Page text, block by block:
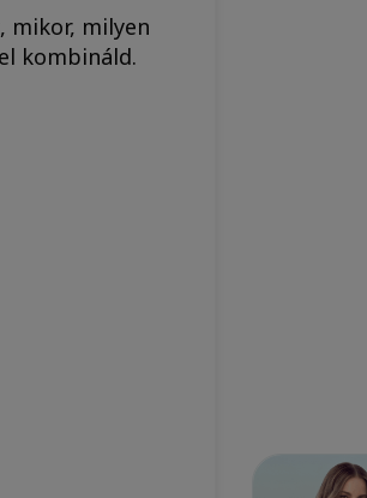
mikor, milyen
kombináld.